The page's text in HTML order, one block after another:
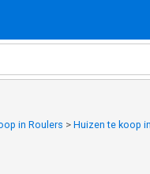
in Roulers > Huizen te koop